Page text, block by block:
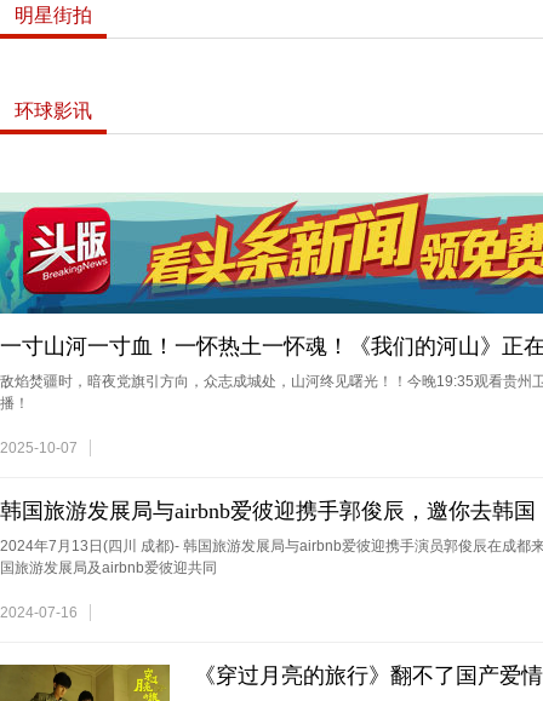
聂远夫妇为大女儿庆祝10岁生日 一岁小女儿出镜
对话郭杰瑞：从美国人的眼中看中国
明星街拍
环球影讯
一寸山河一寸血！一怀热土一怀魂！《我们的河山》正
敌焰焚疆时，暗夜党旗引方向，众志成城处，山河终见曙光！！今晚19:35观看贵州
播！
2025-10-07
韩国旅游发展局与airbnb爱彼迎携手郭俊辰，邀你去韩国
2024年7月13日(四川 成都)- 韩国旅游发展局与airbnb爱彼迎携手演员郭俊辰在成都
国旅游发展局及airbnb爱彼迎共同
2024-07-16
《穿过月亮的旅行》翻不了国产爱